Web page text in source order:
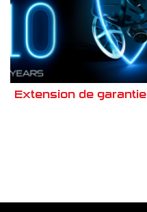
Extension de garantie